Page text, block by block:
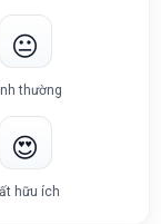
😐
thường
😍
hữu ích